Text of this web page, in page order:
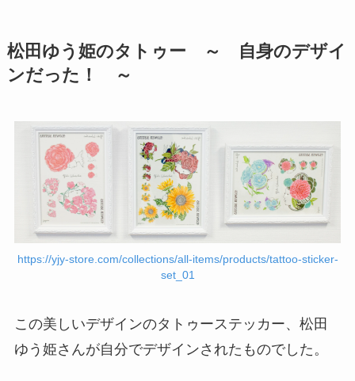
松田ゆう姫のタトゥー ～ 自身のデザイ
ンだった！ ～
https://yjy-store.com/collections/all-items/products/tattoo-sticker-
set_01
この美しいデザインのタトゥーステッカー、松田
ゆう姫さんが自分でデザインされたものでした。